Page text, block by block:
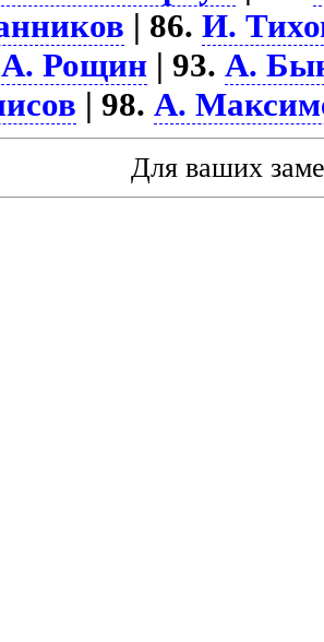
| 86.И.
А. Рощин | 93.А.
| 98.А.
Для ваших